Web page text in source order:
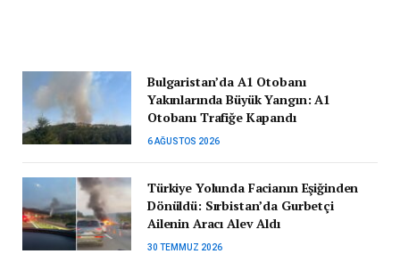
Bulgaristan’da A1 Otobanı
Yakınlarında Büyük Yangın: A1
Otobanı Trafiğe Kapandı
6 AĞUSTOS 2026
Türkiye Yolunda Facianın Eşiğinden
Dönüldü: Sırbistan’da Gurbetçi
Ailenin Aracı Alev Aldı
30 TEMMUZ 2026